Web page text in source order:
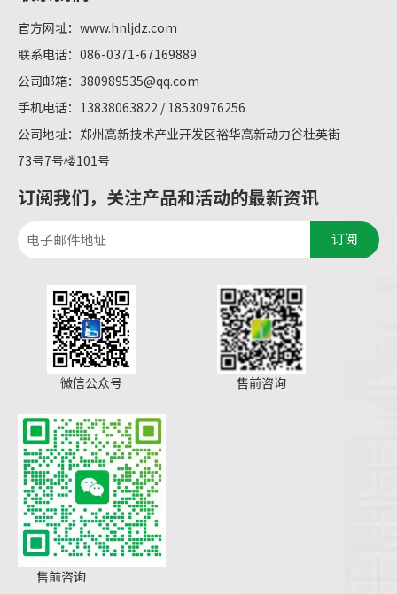
官方网址： www.hnljdz.com
联系电话：086-0371-67169889
公司邮箱： 380989535@qq.com
手机电话：13838063822 / 18530976256
公司地址：郑州高新技术产业开发区裕华高新动力谷杜英街
73号7号楼101号
订阅我们，关注产品和活动的最新资讯
订阅
微信公众号 售前咨询
售前咨询